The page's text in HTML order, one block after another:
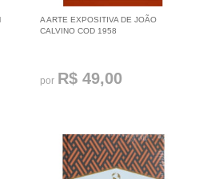
A ARTE EXPOSITIVA DE JOÃO
CALVINO COD 1958
por R$ 49,00